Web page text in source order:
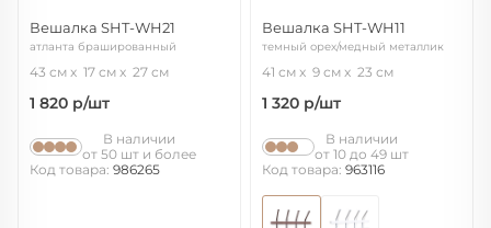
Вешалка SHT-WH21
атланта брашированный
43 см 17 см 27 см
1 820 р/шт
В наличии
от 50 шт и более
Код товара: 986265
Вешалка SHT-WH11
темный орех/медный металлик
41 см 9 см 23 см
1 320 р/шт
В наличии
от 10 до 49 шт
Код товара: 963116